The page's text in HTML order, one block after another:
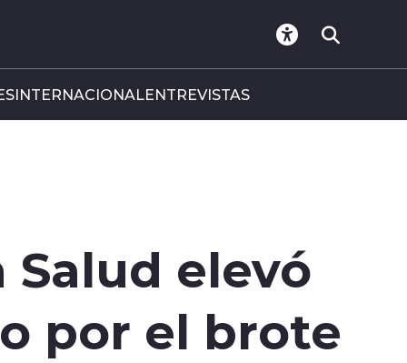
INTERNACIONALENTREVISTAS
elevó
por el brote